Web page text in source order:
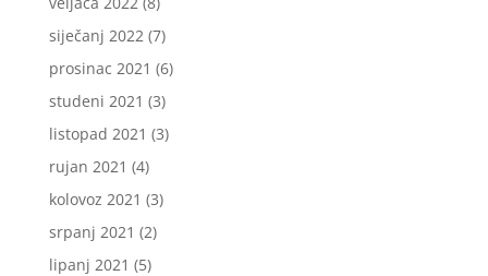
siječanj 2022(7)
prosinac 2021 (6)
studeni 2021 (3)
listopad 2021 (3)
rujan 2021 (4)
kolovoz 2021 (3)
srpanj 2021 (2)
lipanj 2021 (5)